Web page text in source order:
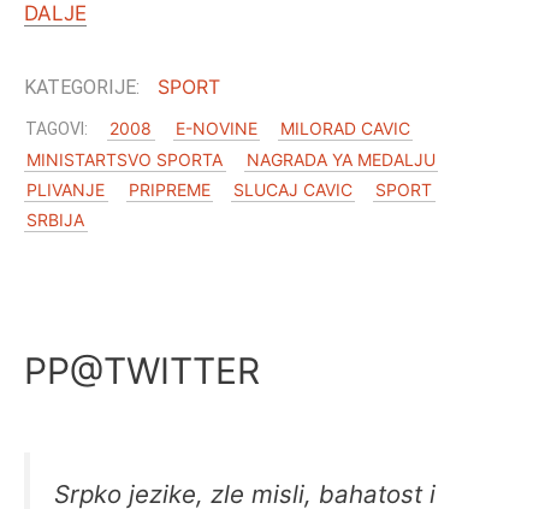
DALJE
SPORT
2008 E-NOVINE
MILORAD CAVIC
MINISTARTSVO SPORTA
NAGRADA YA MEDALJU
PLIVANJE
PRIPREME SLUCAJ CAVIC
SPORT
SRBIJA
PP@TWITTER
Srpko jezike, zle misli, bahatost i